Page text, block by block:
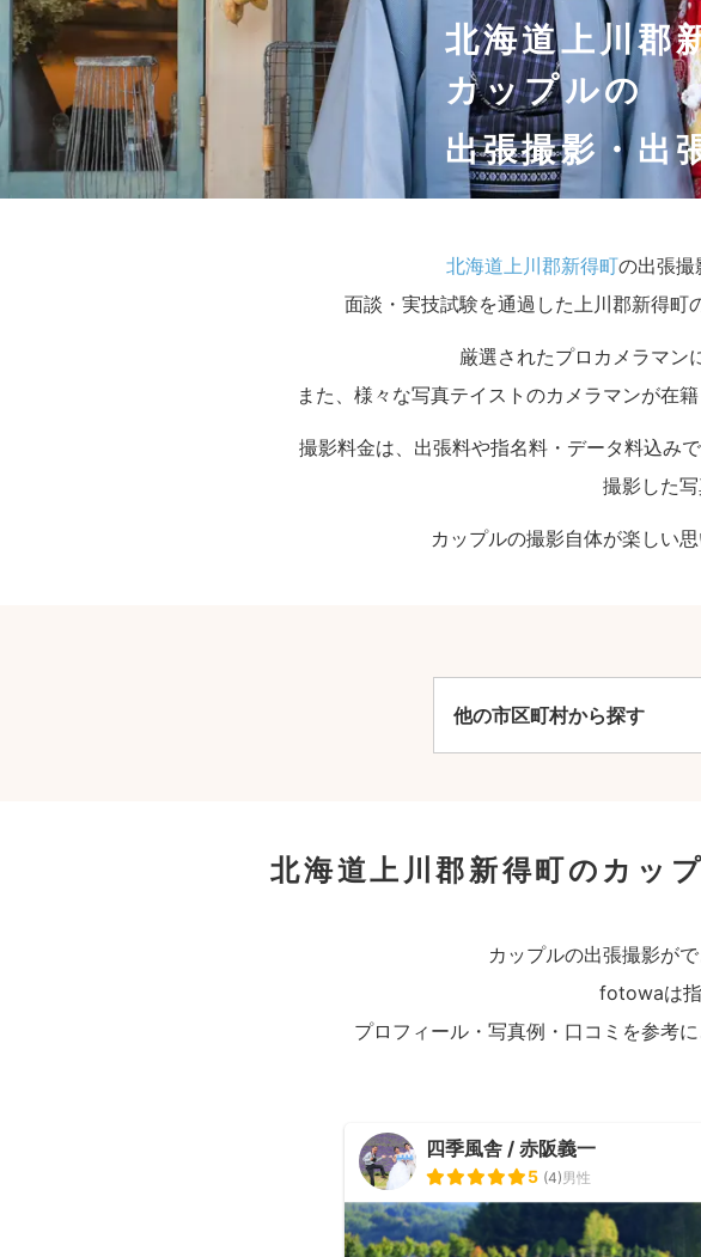
北海道上川郡
カップルの
出張撮影・出
北海道上川郡新得町の出張撮
面談・実技試験を通過した上川郡新得町
厳選されたプロカメラマン
また、様々な写真テイストのカメラマンが在
撮影料金は、出張料や指名料・データ料込み
撮影した
カップルの撮影自体が楽しい
他の市区町村から探す
北海道上川郡新得町のカッ
カップルの出張撮影が
fotowaは指
プロフィール・写真例・口コミを参考
四季風舎 / 赤阪義一
5 (4)男性